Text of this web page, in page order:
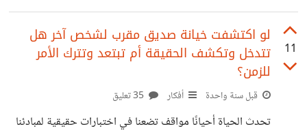
أن بعض الأزواج حين يكونون أعلى في المستوى يبدأون في
انتقاد الزوجة والتقليل منها وقد يصل الأمر إلى شعورهم أن
اختيارهم لها كان خطأ. أعرف سيدة زوجها من البداية كان وضعه
المادي والاجتماعي أعلى منها لكن مع مرور الوقت بدأت تلاحظ
تغير في طريقته. أصبح يقارن بينها وبين زوجات أصدقائه وزوجة
أخيه في مواقف مثل طريقة حديثها وتعاملها
11
لو اكتشفت خيانة صديق مقرب لشخص آخر هل
تتدخل وتكشف الحقيقة أم تبتعد وتترك الأمر
للزمن؟
قبل سنة واحدة أفكار
تحدث الحياة أحيانًا مواقف تضعنا في اختبارات حقيقية لمبادئنا